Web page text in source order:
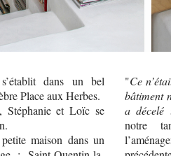
dans un bel
Place aux Herbes.
Stéphanie et Loïc se
maison dans un
"Ce
bâtiment
a décelé
notre